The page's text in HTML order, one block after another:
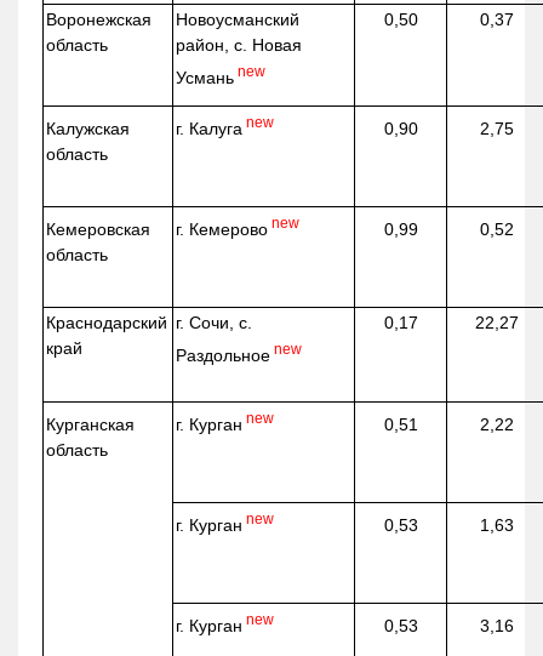
Воронежская
область
Новоусманский
район, с. Новая
Усмань new
0,50 0,37
Калужская
область
г. Калуга new 0,90 2,75
Кемеровская
область
г. Кемерово new 0,99 0,52
Краснодарский
край
г. Сочи, с.
Раздольное new
0,17 22,27
Курганская
область
г. Курган new 0,51 2,22
г. Курган new 0,53 1,63
г. Курган new 0,53 3,16